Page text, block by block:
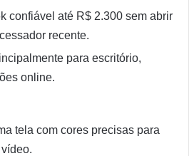
confiável até R$ 2.300 sem abrir
recente.
para escritório,
online.
tela com cores precisas para